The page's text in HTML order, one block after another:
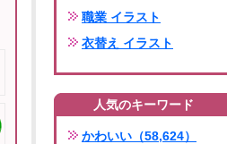
職業 イラスト
衣替え イラスト
人気のキーワード
かわいい（58,624）